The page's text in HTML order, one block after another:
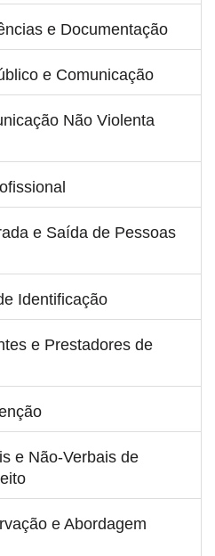
e Documentação
e Comunicação
Não Violenta
e Saída de Pessoas
Identificação
e Prestadores de
e Não-Verbais de
e Abordagem